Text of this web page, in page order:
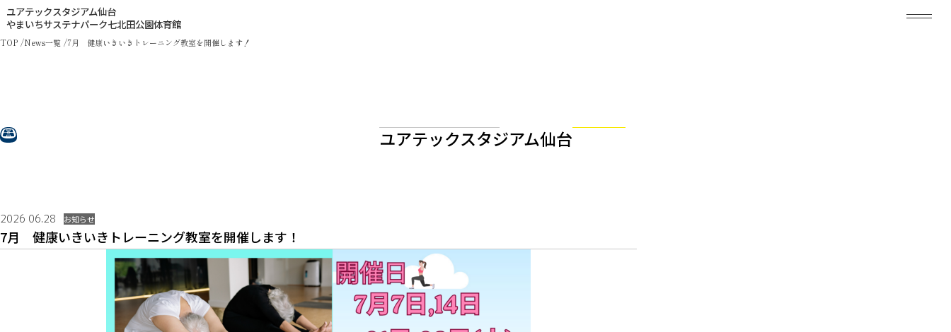
ユアテックスタジアム仙台
やまいちサステナパーク七北田公園体育館
TOP News一覧 7月 健康いきいきトレーニング教室を開催します！
ユアテックスタジアム仙台
2026 06.28 お知らせ
7月 健康いきいきトレーニング教室を開催します！